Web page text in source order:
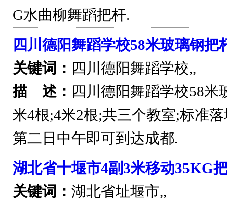
G水曲柳舞蹈把杆.
四川德阳舞蹈学校58米玻璃钢把
关键词： 四川德阳舞蹈学校,,
描 述： 四川德阳舞蹈学校58米
米4根;4米2根;共三个教室;标准
第二日中午即可到达成都.
湖北省十堰市4副3米移动35KG
关键词： 湖北省址堰市,,